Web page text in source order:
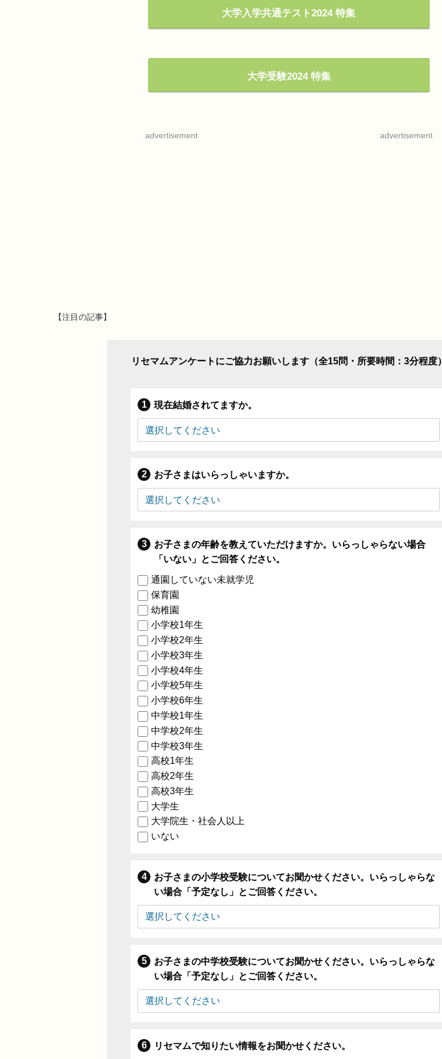
大学入学共通テスト2024 特集
大学受験2024 特集
advertisement advertisement
【注目の記事】
リセマムアンケートにご協力お願いします（全15問・所要時間：3分程度）
現在結婚されてますか。
お子さまはいらっしゃいますか。
お子さまの年齢を教えていただけますか。いらっしゃらない場合
「いない」とご回答ください。
通園していない未就学児
保育園
幼稚園
小学校1年生
小学校2年生
小学校3年生
小学校4年生
小学校5年生
小学校6年生
中学校1年生
中学校2年生
中学校3年生
高校1年生
高校2年生
高校3年生
大学生
大学院生・社会人以上
いない
お子さまの小学校受験についてお聞かせください。いらっしゃらな
い場合「予定なし」とご回答ください。
お子さまの中学校受験についてお聞かせください。いらっしゃらな
い場合「予定なし」とご回答ください。
リセマムで知りたい情報をお聞かせください。